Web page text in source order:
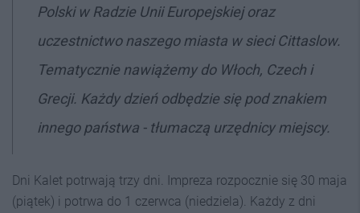
Polski w Radzie Unii Europejskiej oraz
uczestnictwo naszego miasta w sieci Cittaslow.
Tematycznie nawiążemy do Włoch, Czech i
Grecji. Każdy dzień odbędzie się pod znakiem
innego państwa - tłumaczą urzędnicy miejscy.
Dni Kalet potrwają trzy dni. Impreza rozpocznie się 30 maja
(piątek) i potrwa do 1 czerwca (niedziela). Każdy z dni